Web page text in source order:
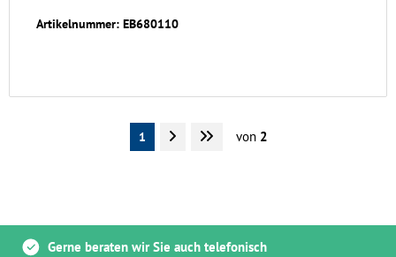
Artikelnummer: EB680110
1 von 2
Gerne beraten wir Sie auch telefonisch